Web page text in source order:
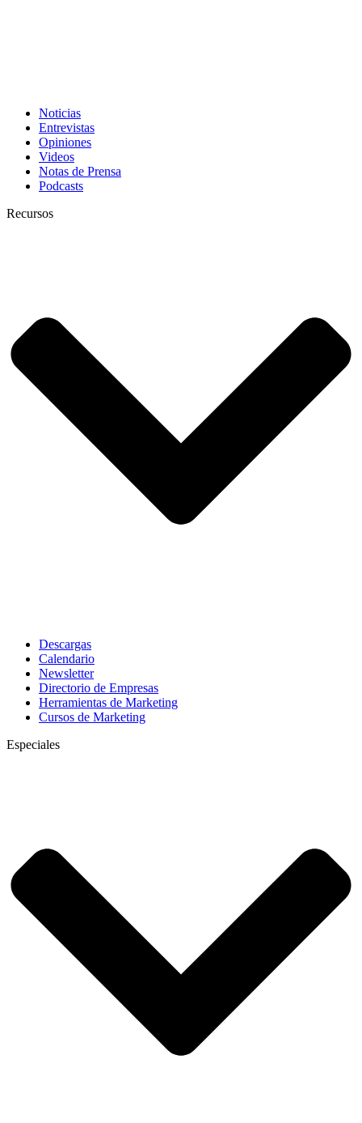
Noticias
Entrevistas
Opiniones
Videos
Notas de Prensa
Podcasts
Recursos
Descargas
Calendario
Newsletter
Directorio de Empresas
Herramientas de Marketing
Cursos de Marketing
Especiales